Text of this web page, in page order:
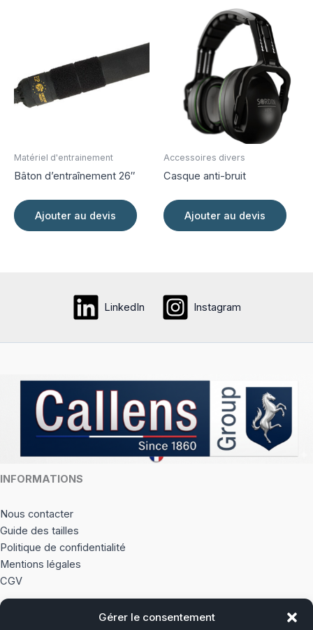
Gérer le consentement
être
sur
Matériel d'entrainement
Bâton d’entraînement 26″
Ajouter au devis
Accessoires divers
Casque anti-bruit
Ajouter au devis
LinkedIn Instagram
INFORMATIONS
Nous contacter
Guide des tailles
Politique de confidentialité
Mentions légales
CGV